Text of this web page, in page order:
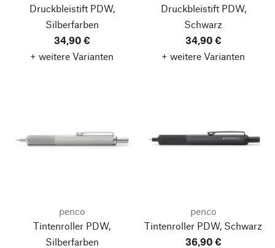
Druckbleistift PDW,
Silberfarben
34,90 €
+ weitere Varianten
Druckbleistift PDW,
Schwarz
34,90 €
+ weitere Varianten
penco
Tintenroller PDW,
Silberfarben
penco
Tintenroller PDW, Schwarz
36,90 €